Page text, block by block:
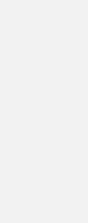
dem ERE
von uns
gebündelt und